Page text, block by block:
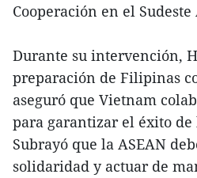
Cooperación en el Sudeste
Durante su intervención,
preparación de Filipinas
aseguró que Vietnam
para garantizar el éxito de
Subrayó que la ASEAN
solidaridad y actuar de